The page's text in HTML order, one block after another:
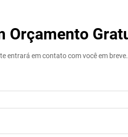
Orçamento
entrará em contato com você em breve.